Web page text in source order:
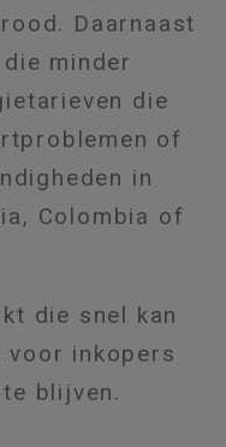
Daarnaast
minder
die
of
in
Colombia of
die snel kan
voor inkopers
blijven.